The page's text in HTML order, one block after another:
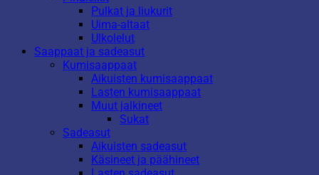
Pulkat ja liukurit
Uima-altaat
Ulkolelut
Saappaat ja sadeasut
Kumisaappaat
Aikuisten kumisaappaat
Lasten kumisaappaat
Muut jalkineet
Sukat
Sadeasut
Aikuisten sadeasut
Käsineet ja päähineet